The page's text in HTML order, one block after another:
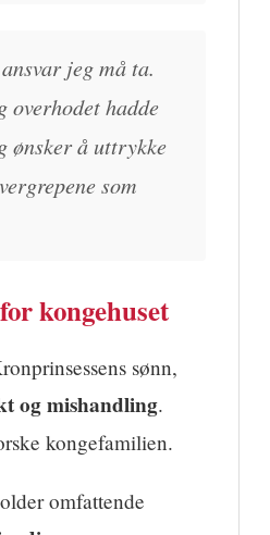
jeg må ta.
overhodet hadde
ønsker å uttrykke
som
kongehuset
sønn,
og mishandling.
kongefamilien.
omfattende